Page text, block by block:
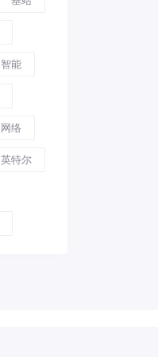
智能
网络
英特尔